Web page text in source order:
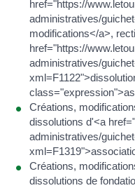
href="https://
administratives/
modifications</a>,
href="https://
administratives/
Créations,
dissolutions d'<a
administratives/
Créations,
dissolutions de